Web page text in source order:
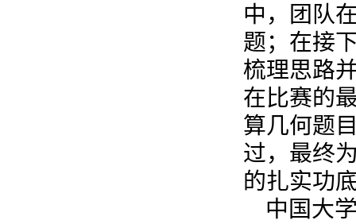
中，团队
题；在接
梳理思路
在比赛的
算几何题
过，最终
的扎实功
中国大